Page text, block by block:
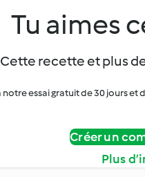
Tu aimes
Cette recette et plus
notre essai gratuit de 30 jours
Créer un
Plus